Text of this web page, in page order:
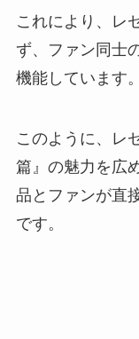
これにより、レ
ず、ファン同士
機能しています。
このように、レ
篇』の魅力を広
品とファンが直
です。